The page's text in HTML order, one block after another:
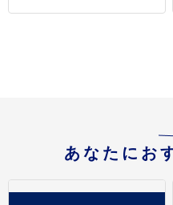
あなたにお